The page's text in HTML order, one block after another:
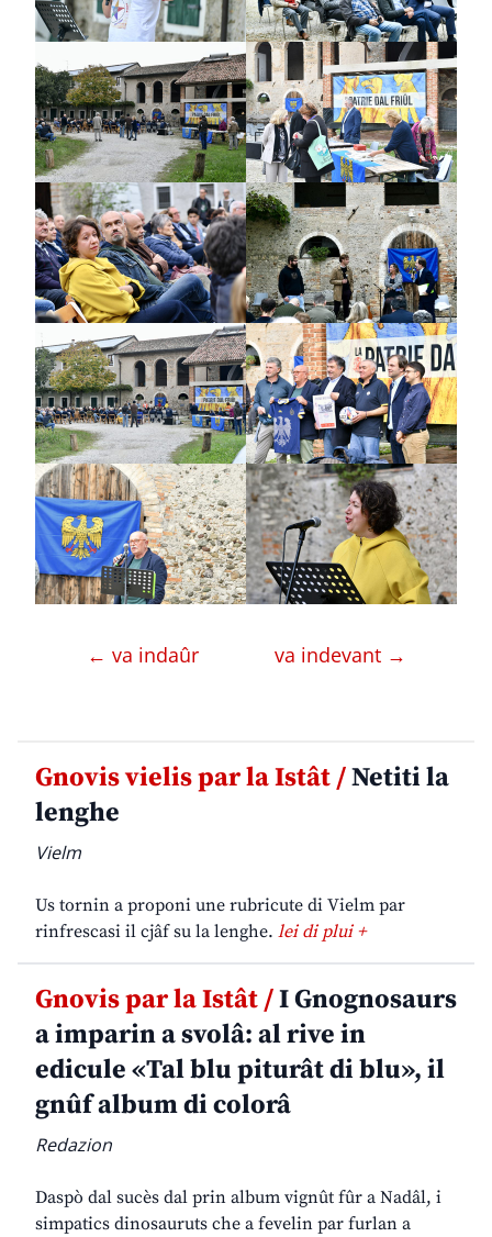
← va indaûr va indevant →
Gnovis vielis par la Istât /Netiti la
lenghe
Vielm
Us tornin a proponi une rubricute di Vielm par
rinfrescasi il cjâf su la lenghe. lei di plui +
Gnovis par la Istât /I Gnognosaurs
a imparin a svolâ: al rive in
edicule «Tal blu piturât di blu», il
gnûf album di colorâ
Redazion
Daspò dal sucès dal prin album vignût fûr a Nadâl, i
simpatics dinosauruts che a fevelin par furlan a